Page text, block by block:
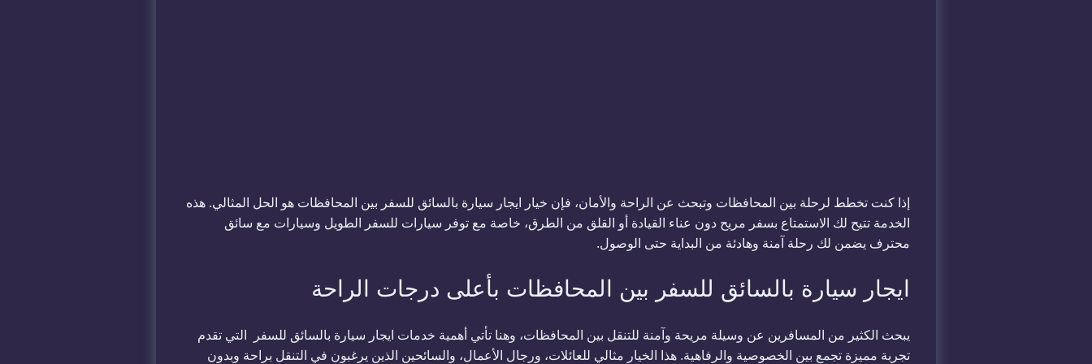
إذا كنت تخطط لرحلة بين المحافظات وتبحث عن الراحة والأمان، فإن خيار ايجار سيارة بالسائق للسفر بين المحافظات هو الحل المثالي. هذه
الخدمة تتيح لك الاستمتاع بسفر مريح دون عناء القيادة أو القلق من الطرق، خاصة مع توفر سيارات للسفر الطويل وسيارات مع سائق
محترف يضمن لك رحلة آمنة وهادئة من البداية حتى الوصول.
ايجار سيارة بالسائق للسفر بين المحافظات بأعلى درجات الراحة
يبحث الكثير من المسافرين عن وسيلة مريحة وآمنة للتنقل بين المحافظات، وهنا تأتي أهمية خدمات ايجار سيارة بالسائق للسفر
التي تقدم
تجربة مميزة تجمع بين الخصوصية والرفاهية. هذا الخيار مثالي للعائلات، ورجال الأعمال، والسائحين الذين يرغبون في التنقل براحة وبدون